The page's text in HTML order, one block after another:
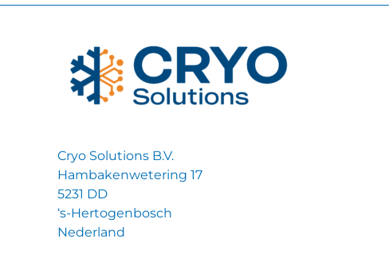
Cryo Solutions B.V.
Hambakenwetering 17
5231 DD
‘s-Hertogenbosch
Nederland